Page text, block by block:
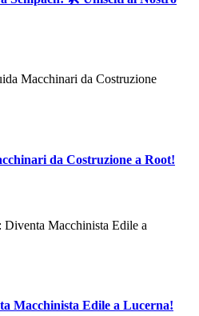
da Costruzione a Root!
Macchinista Edile a Lucerna!